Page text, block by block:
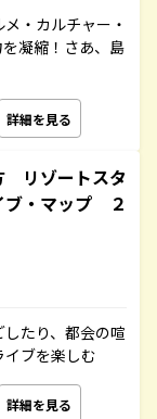
・カルチャー・
凝縮！さあ、島
詳細を見る
リゾートスタ
・マップ ２
たり、都会の喧
ブを楽しむ
詳細を見る